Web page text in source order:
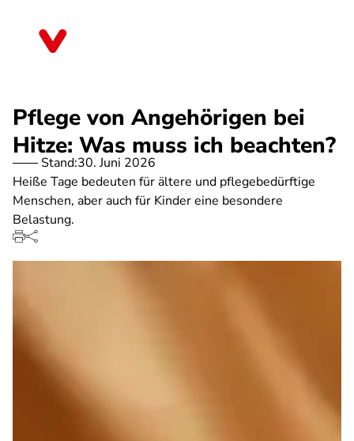
Pflege von Angehörigen bei
Hitze: Was muss ich beachten?
Stand:30. Juni 2026
Heiße Tage bedeuten für ältere und pflegebedürftige
Menschen, aber auch für Kinder eine besondere
Belastung.